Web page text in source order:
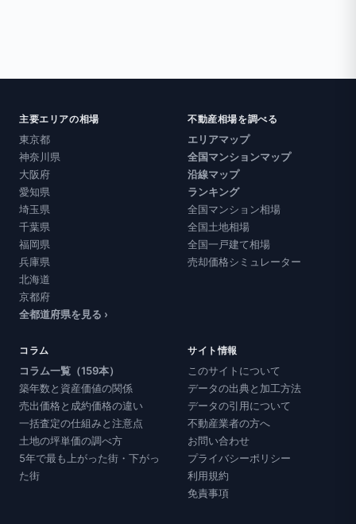
主要エリアの相場
東京都
神奈川県
大阪府
愛知県
埼玉県
千葉県
福岡県
兵庫県
北海道
京都府
全都道府県を見る ›
不動産相場を調べる
エリアマップ
全国マンションマップ
沿線マップ
ランキング
全国マンション相場
全国土地相場
全国一戸建て相場
売却価格シミュレーター
コラム
コラム一覧（159本）
築年数と資産価値の関係
売出価格と成約価格の違い
一括査定の仕組みと注意点
土地の坪単価の調べ方
5年で最も上がった街・下がっ
た街
サイト情報
このサイトについて
データの出典と加工方法
データの引用について
不動産業者の方へ
お問い合わせ
プライバシーポリシー
利用規約
免責事項